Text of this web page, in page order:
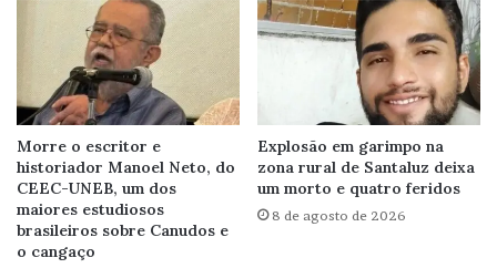
Morre o escritor e
historiador Manoel Neto, do
CEEC-UNEB, um dos
maiores estudiosos
brasileiros sobre Canudos e
o cangaço
Explosão em garimpo na
zona rural de Santaluz deixa
um morto e quatro feridos
8 de agosto de 2026